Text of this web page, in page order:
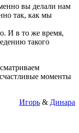
вы делали нам
так, как мы
И в то же время,
такого
моменты
Игорь & Динара